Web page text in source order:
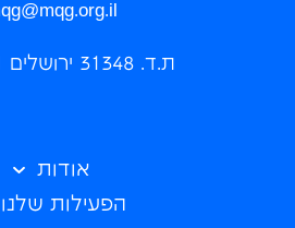
אודות
הפעילות שלנו
ת.ד. 31348 ירושלים 9131301